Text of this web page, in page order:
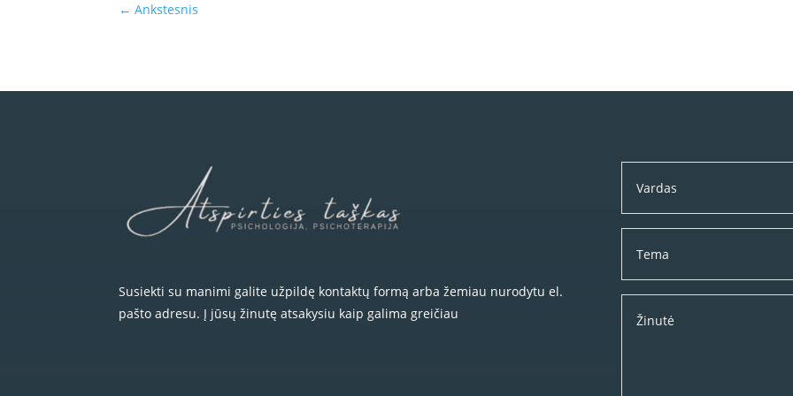
←Ankstesnis
Susiekti su manimi galite užpildę kontaktų formą arba žemiau nurodytu el.
pašto adresu. Į jūsų žinutę atsakysiu kaip galima greičiau